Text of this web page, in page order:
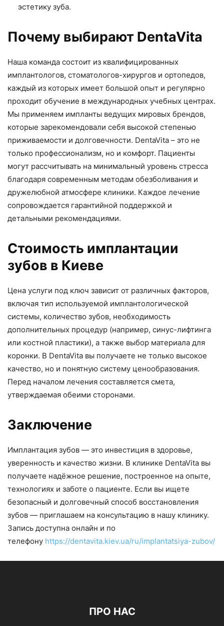
эстетику зуба.
Почему выбирают DentaVita
Наша команда состоит из квалифицированных
имплантологов, стоматологов-хирургов и ортопедов,
каждый из которых имеет большой опыт и регулярно
проходит обучение в международных учебных центрах.
Мы применяем импланты ведущих мировых брендов,
которые зарекомендовали себя высокой степенью
приживаемости и долговечности. DentaVita – это не
только профессионализм, но и комфорт. Пациенты
могут рассчитывать на минимальный уровень стресса
благодаря современным методам обезболивания и
дружелюбной атмосфере клиники. Каждое лечение
сопровождается гарантийной поддержкой и
детальными рекомендациями.
Стоимость имплантации
зубов в Киеве
Цена услуги под ключ зависит от различных факторов,
включая тип используемой имплантологической
системы, количество зубов, необходимость
дополнительных процедур (например, синус-лифтинга
или костной пластики), а также выбор материала для
коронки. В DentaVita вы получаете не только высокое
качество, но и понятную систему ценообразования.
Перед началом лечения составляется смета,
утверждаемая обеими сторонами.
Заключение
Имплантация зубов — это инвестиция в здоровье,
уверенность и качество жизни. В клинике DentaVita вы
получаете надёжное решение, построенное на опыте,
технологиях и заботе о пациенте. Если вы ищете
безопасный и долговечный способ восстановления
зубов — приглашаем на консультацию в нашу клинику.
Запись доступна онлайн и по
телефону https://dentavita.kiev.ua/ru/implantatsiya-zubov/
ПРО НАС